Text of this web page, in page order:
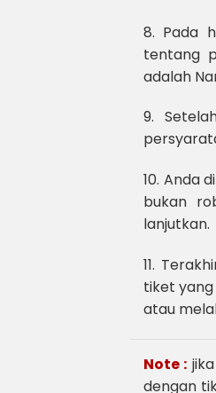
8. Pada
tentang
adalah
9.
10. Anda
bukan
lanjutkan.
11.
tiket
atau
Note :
dengan